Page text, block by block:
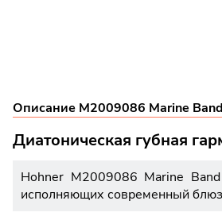
Описание M2009086 Marine
Диатоническая губная
Hohner M2009086 Marine
исполняющих современный